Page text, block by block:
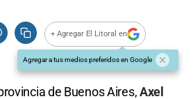
+ Agregar El Litoral en
Agregar a tus medios preferidos en Google
de Buenos Aires,Axel